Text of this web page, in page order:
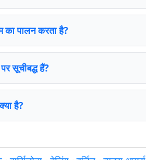
का पालन करता है?
सूचीबद्ध हैं?
है?